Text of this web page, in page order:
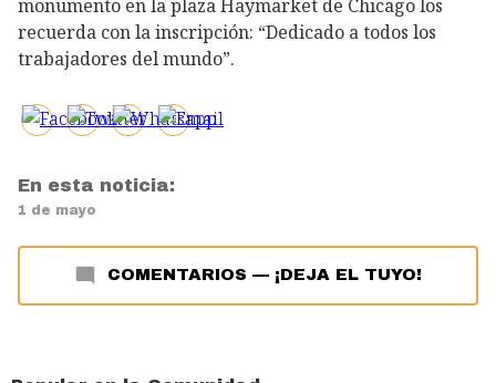
monumento en la plaza Haymarket de Chicago los
recuerda con la inscripción: “Dedicado a todos los
trabajadores del mundo”.
En esta noticia:
1 de mayo
COMENTARIOS — ¡DEJA EL TUYO!